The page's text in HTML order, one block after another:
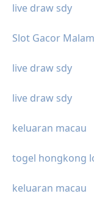
live draw sdy
Slot Gacor
live draw sdy
live draw sdy
keluaran macau
togel hongkong
keluaran macau